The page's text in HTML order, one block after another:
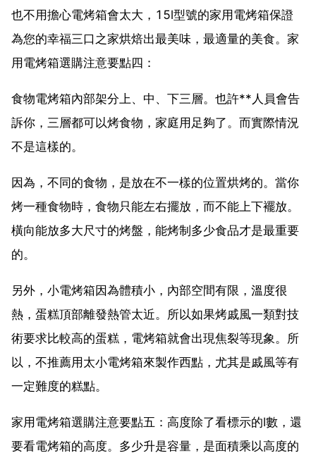
也不用擔心電烤箱會太大，15l型號的家用電烤箱保證
為您的幸福三口之家烘焙出最美味，最適量的美食。家
用電烤箱選購注意要點四：
食物電烤箱內部架分上、中、下三層。也許**人員會告
訴你，三層都可以烤食物，家庭用足夠了。而實際情況
不是這樣的。
因為，不同的食物，是放在不一樣的位置烘烤的。當你
烤一種食物時，食物只能左右擺放，而不能上下襬放。
橫向能放多大尺寸的烤盤，能烤制多少食品才是最重要
的。
另外，小電烤箱因為體積小，內部空間有限，溫度很
熱，蛋糕頂部離發熱管太近。所以如果烤戚風一類對技
術要求比較高的蛋糕，電烤箱就會出現焦裂等現象。所
以，不推薦用太小電烤箱來製作西點，尤其是戚風等有
一定難度的糕點。
家用電烤箱選購注意要點五：高度除了看標示的l數，還
要看電烤箱的高度。多少升是容量，是面積乘以高度的